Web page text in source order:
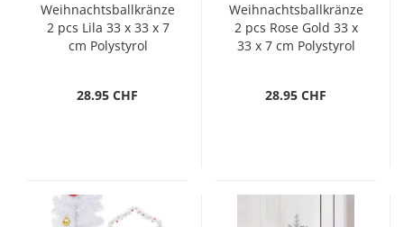
Weihnachtsballkränze
2 pcs Lila 33 x 33 x 7
cm Polystyrol
28.95 CHF
Weihnachtsballkränze
2 pcs Rose Gold 33 x
33 x 7 cm Polystyrol
28.95 CHF